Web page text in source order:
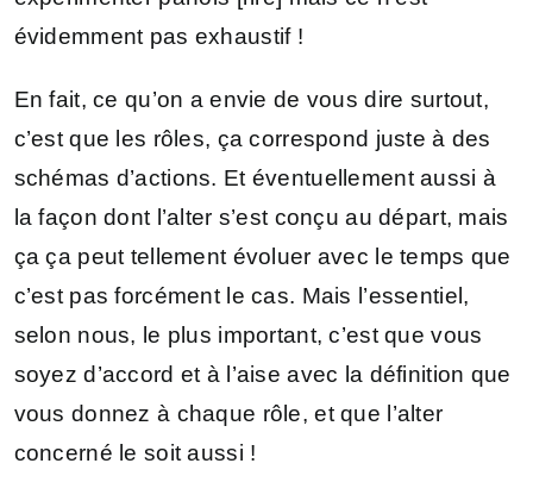
évidemment pas exhaustif !
En fait, ce qu’on a envie de vous dire surtout,
c’est que les rôles, ça correspond juste à des
schémas d’actions. Et éventuellement aussi à
la façon dont l’alter s’est conçu au départ, mais
ça ça peut tellement évoluer avec le temps que
c’est pas forcément le cas. Mais l’essentiel,
selon nous, le plus important, c’est que vous
soyez d’accord et à l’aise avec la définition que
vous donnez à chaque rôle, et que l’alter
concerné le soit aussi !